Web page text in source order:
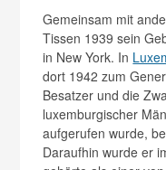
Gemeinsam mit
Tissen 1939 sein
in New York. In
dort 1942 zum
Besatzer und die
luxemburgischer
aufgerufen wurde,
Daraufhin wurde er